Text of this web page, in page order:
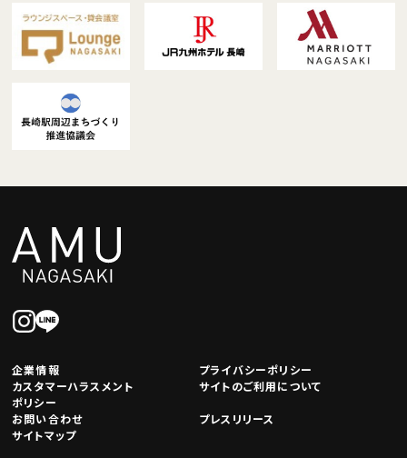
企業情報
プライバシーポリシー
カスタマーハラスメント
ポリシー
サイトのご利用について
お問い合わせ
プレスリリース
サイトマップ